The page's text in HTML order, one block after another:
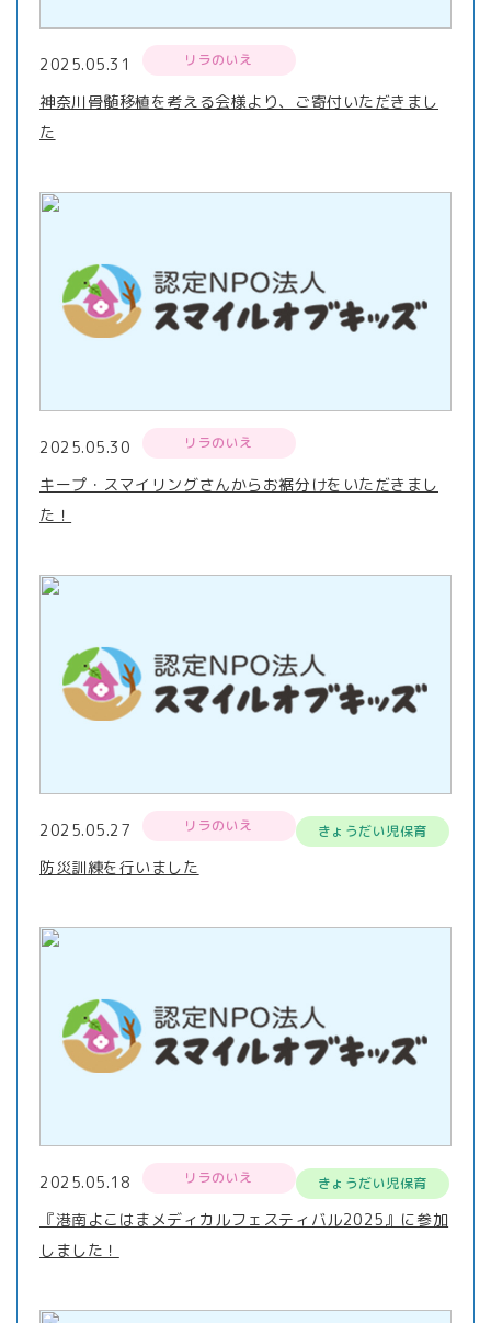
2025.05.31 リラのいえ
神奈川骨髄移植を考える会様より、ご寄付いただきまし
た
2025.05.30 リラのいえ
キープ・スマイリングさんからお裾分けをいただきまし
た！
2025.05.27 リラのいえ きょうだい児保育
防災訓練を行いました
2025.05.18 リラのいえ きょうだい児保育
『港南よこはまメディカルフェスティバル2025』に参加
しました！